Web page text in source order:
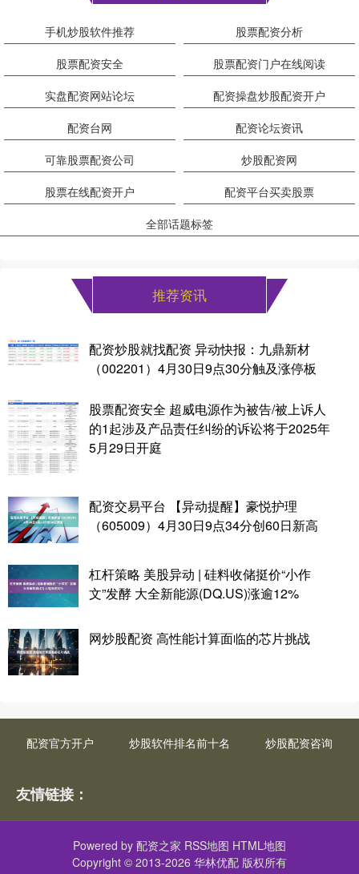
手机炒股软件推荐
股票配资分析
股票配资安全
股票配资门户在线阅读
实盘配资网站论坛
配资操盘炒股配资开户
配资台网
配资论坛资讯
可靠股票配资公司
炒股配资网
股票在线配资开户
配资平台买卖股票
全部话题标签
推荐资讯
配资炒股就找配资 异动快报：九鼎新材
（002201）4月30日9点30分触及涨停板
股票配资安全 超威电源作为被告/被上诉人
的1起涉及产品责任纠纷的诉讼将于2025年
5月29日开庭
配资交易平台 【异动提醒】豪悦护理
（605009）4月30日9点34分创60日新高
杠杆策略 美股异动 | 硅料收储挺价“小作
文”发酵 大全新能源(DQ.US)涨逾12%
网炒股配资 高性能计算面临的芯片挑战
配资官方开户 炒股软件排名前十名 炒股配资咨询
友情链接：
Powered by 配资之家 RSS地图 HTML地图
Copyright © 2013-2026 华林优配 版权所有